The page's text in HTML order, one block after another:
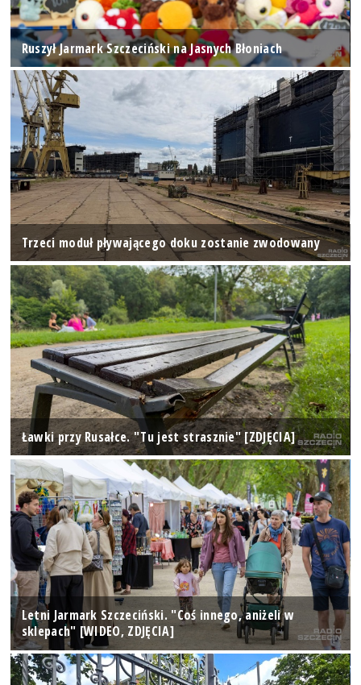
Ruszył Jarmark Szczeciński na Jasnych Błoniach
Trzeci moduł pływającego doku zostanie zwodowany
Ławki przy Rusałce. "Tu jest strasznie" [ZDJĘCIA]
Letni Jarmark Szczeciński. "Coś innego, aniżeli w
sklepach" [WIDEO, ZDJĘCIA]